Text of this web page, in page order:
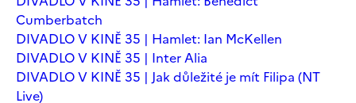
Cumberbatch
DIVADLO V KINĚ 35 | Hamlet: Ian McKellen
DIVADLO V KINĚ 35 | Inter Alia
DIVADLO V KINĚ 35 | Jak důležité je mít Filipa (NT
Live)